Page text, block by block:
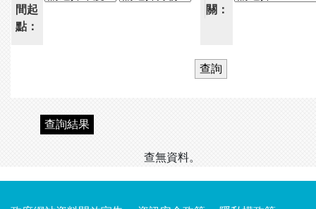
間起
點：
關：
查詢結果
查無資料。